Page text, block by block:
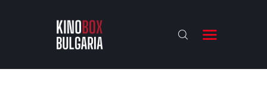
KINOBOX BULGARIA